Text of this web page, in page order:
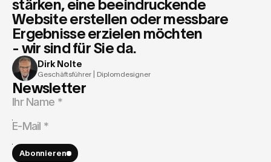
stärken, eine beeindruckende
Website erstellen oder messbare
Ergebnisse erzielen möchten
- wir sind für Sie da.
Dirk Nolte
Geschäftsführer | Diplomdesigner
Newsletter
Abonnieren